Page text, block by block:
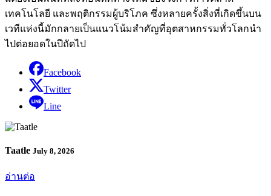
เทคโนโลยี และพฤติกรรมผู้บริโภค ซึ่งหลายครั้งสิ่งที่เกิดขึ้นบน
เวทีแห่งนี้มักกลายเป็นแนวโน้มสำคัญที่อุตสาหกรรมทั่วโลกนำ
ไปต่อยอดในปีถัดไป
Facebook
Twitter
Line
Taatle July 8, 2026
อ่านต่อ